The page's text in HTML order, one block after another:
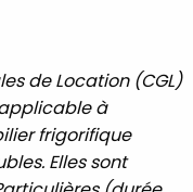
de Location (CGL)
à
frigorifique
Elles sont